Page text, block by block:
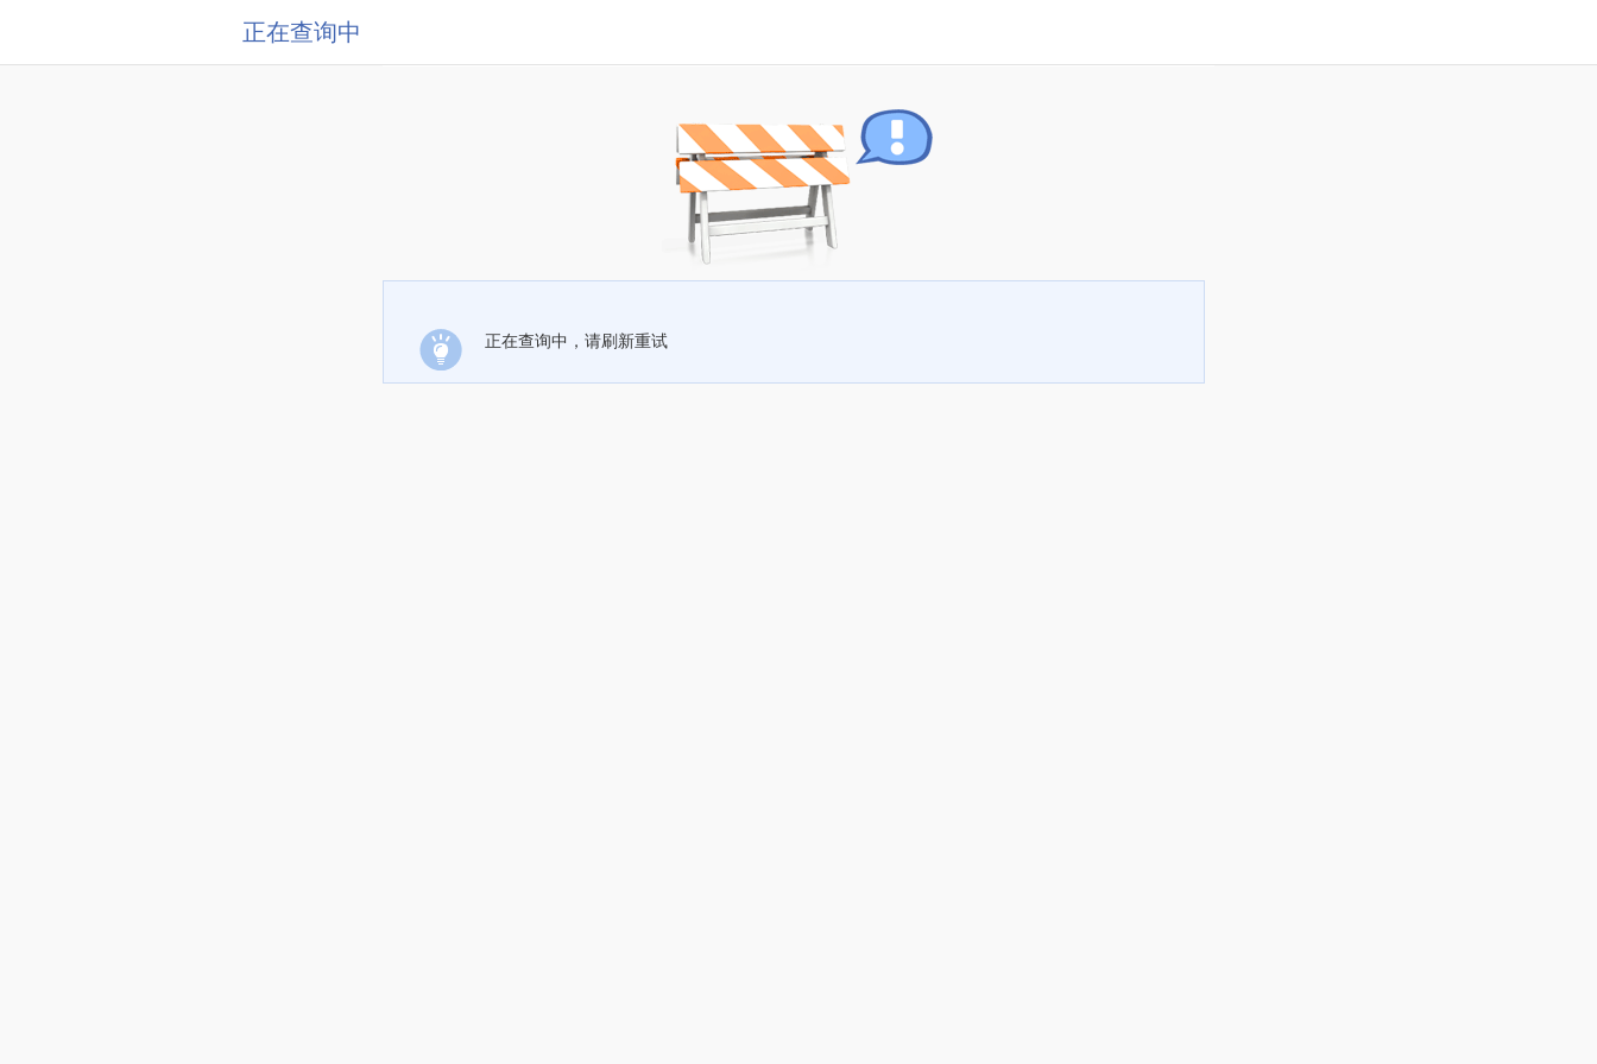
正在查询中
正在查询中，请刷新重试